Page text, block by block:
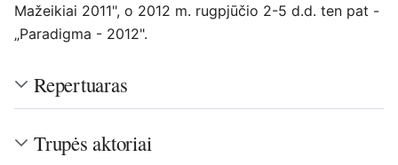
Mažeikiai 2011", o 2012 m. rugpjūčio 2-5 d.d. ten pat -
„Paradigma - 2012".
Repertuaras
Trupės aktoriai